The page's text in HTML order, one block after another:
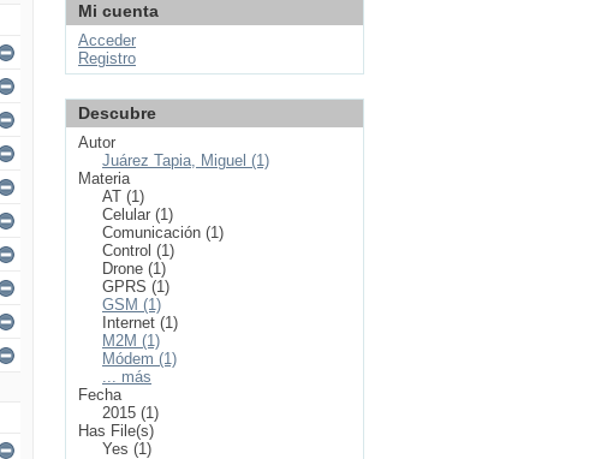
Mi cuenta
Acceder
Registro
Descubre
Autor
Juárez Tapia, Miguel (1)
Materia
AT (1)
Celular (1)
Comunicación (1)
Control (1)
Drone (1)
GPRS (1)
GSM (1)
Internet (1)
M2M (1)
Módem (1)
... más
Fecha
2015 (1)
Has File(s)
Yes (1)